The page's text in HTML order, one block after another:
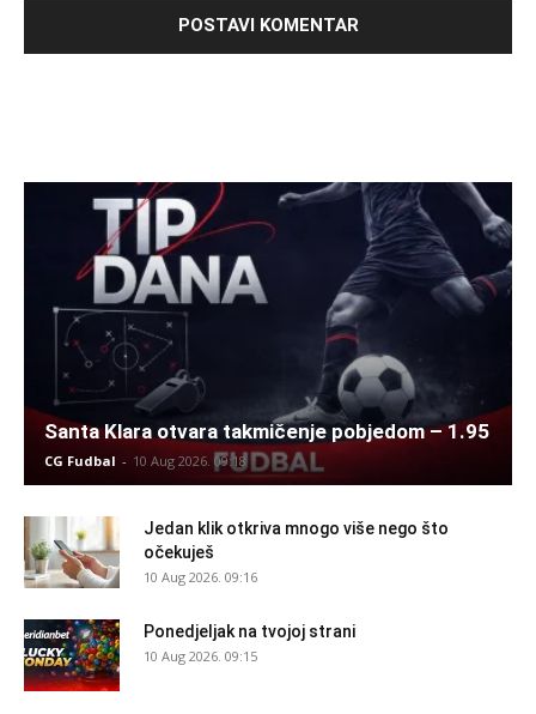
Santa Klara otvara takmičenje pobjedom – 1.95
CG Fudbal - 10 Aug 2026. 09:18
Jedan klik otkriva mnogo više nego što
očekuješ
10 Aug 2026. 09:16
Ponedjeljak na tvojoj strani
10 Aug 2026. 09:15